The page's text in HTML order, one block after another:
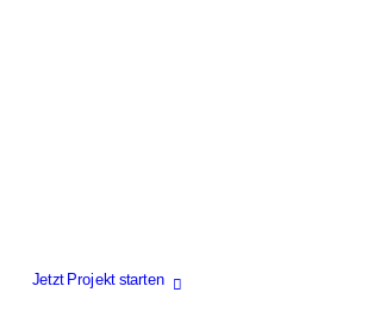
Jetzt Projekt starten